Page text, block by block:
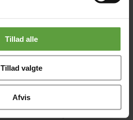
Tillad alle
Tillad valgte
AfvisiCare 200 massagestol
12 995,00 kr